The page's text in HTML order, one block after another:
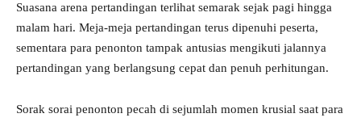
Suasana arena pertandingan terlihat semarak sejak pagi hingga
malam hari. Meja-meja pertandingan terus dipenuhi peserta,
sementara para penonton tampak antusias mengikuti jalannya
pertandingan yang berlangsung cepat dan penuh perhitungan.
Sorak sorai penonton pecah di sejumlah momen krusial saat para